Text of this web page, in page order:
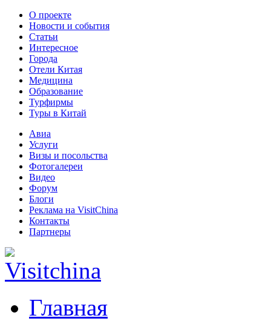
О проекте
Новости и события
Статьи
Интересное
Города
Отели Китая
Медицина
Образование
Турфирмы
Туры в Китай
Авиа
Услуги
Визы и посольства
Фотогалереи
Видео
Форум
Блоги
Реклама на VisitChina
Контакты
Партнеры
Главная